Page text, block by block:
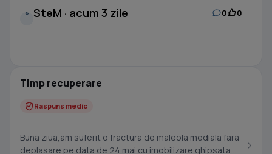
S SteM · acum 3 zile 0 0
Timp recuperare
Raspuns medic
Buna ziua,am suferit o fractura de maleola mediala fara
deplasare pe data de 24 mai cu imobilizare ghipsata